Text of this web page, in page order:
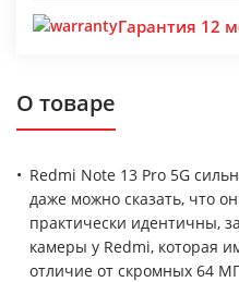
Гарантия 12
О товаре
Redmi Note 13 Pro 5G
даже можно сказать, что
практически идентичны,
камеры у Redmi, которая
отличие от скромных 64